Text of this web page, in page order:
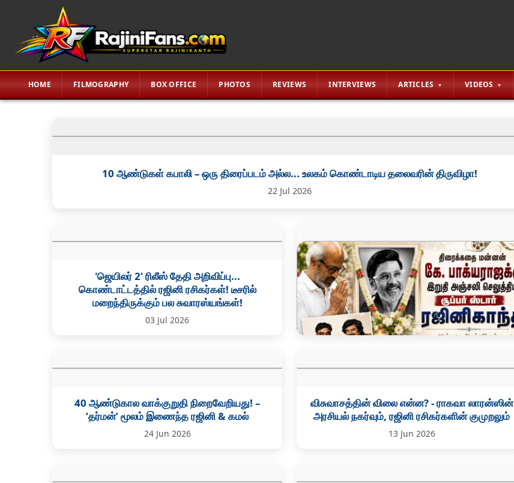
HOME FILMOGRAPHY BOX OFFICE PHOTOS REVIEWS INTERVIEWS ARTICLES VIDEOS
10 ஆண்டுகள் கபாலி – ஒரு திரைப்படம் அல்ல... உலகம் கொண்டாடிய தலைவரின் திருவிழா!
22 Jul 2026
'ஜெயிலர் 2' ரிலீஸ் தேதி அறிவிப்பு...
கொண்டாட்டத்தில் ரஜினி ரசிகர்கள்! டீசரில்
மறைந்திருக்கும் பல சுவாரஸ்யங்கள்!
03 Jul 2026
அஞ்சலி செலுத்திய சூப்பர் ஸ்டார் ரஜினிகாந்த்
28 Jun 2026
40 ஆண்டுகால வாக்குறுதி நிறைவேறியது! –
‘தர்மன்’ மூலம் இணைந்த ரஜினி & கமல்
24 Jun 2026
விசுவாசத்தின் விலை என்ன? - ராகவா லாரன்ஸின்
அரசியல் நகர்வும், ரஜினி ரசிகர்களின் குமுறலும்
13 Jun 2026